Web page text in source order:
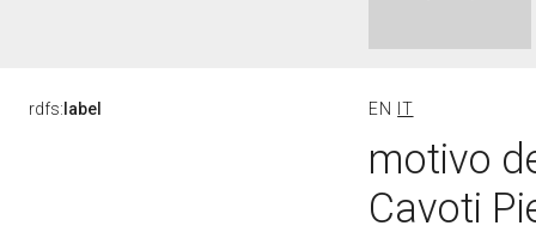
rdfs: label EN IT
motivo
Cavoti